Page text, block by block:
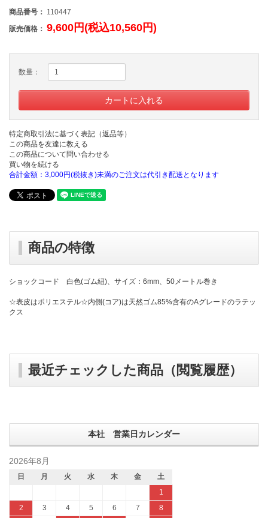
商品番号： 110447
販売価格： 9,600円(税込10,560円)
数量：
特定商取引法に基づく表記（返品等）
この商品を友達に教える
この商品について問い合わせる
買い物を続ける
合計金額：3,000円(税抜き)未満のご注文は代引き配送となります
商品の特徴
ショックコード 白色(ゴム紐)、サイズ：6mm、50メートル巻き
☆表皮はポリエステル☆内側(コア)は天然ゴム85%含有のAグレードのラテッ
クス
最近チェックした商品（閲覧履歴）
本社 営業日カレンダー
2026年8月
日 月 火 水 木 金
土
1
2
3 4 5 6 7
8